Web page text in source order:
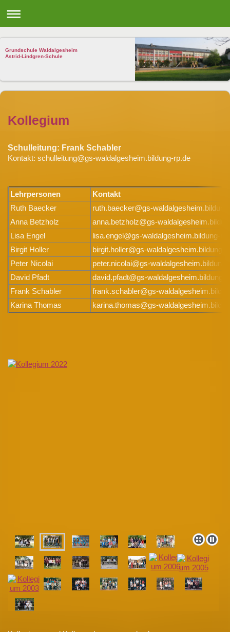
Grundschule Waldalgesheim
Astrid-Lindgren-Schule
Kollegium
Schulleitung: Frank Schabler
Kontakt: schulleitung@gs-waldalgesheim.bildung-rp.de
Lehrpersonen
Kontakt
Ruth Baecker
ruth.baecker@gs-
Anna Betzholz
anna.betzholz@gs-
Lisa Engel
lisa.engel@gs-waldalgesheim.bildung-
Birgit Holler
birgit.holler@gs-waldalgesheim.bildung-
Peter Nicolai
peter.nicolai@gs-
David Pfadt
david.pfadt@gs-waldalgesheim.bildung-
Frank Schabler
frank.schabler@gs-
Karina Thomas
karina.thomas@gs-